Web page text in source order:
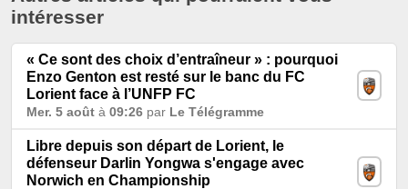
intéresser
« Ce sont des choix d’entraîneur » : pourquoi
Enzo Genton est resté sur le banc du FC
Lorient face à l’UNFP FC
Mer. 5 août à 09:26 par Le Télégramme
Libre depuis son départ de Lorient, le
défenseur Darlin Yongwa s'engage avec
Norwich en Championship